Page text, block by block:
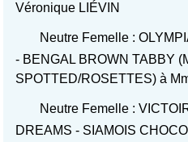
Véronique LIÉVIN
Neutre Femelle :
- BENGAL BROWN TABBY
SPOTTED/ROSETTES) à
Neutre Femelle :
DREAMS - SIAMOIS